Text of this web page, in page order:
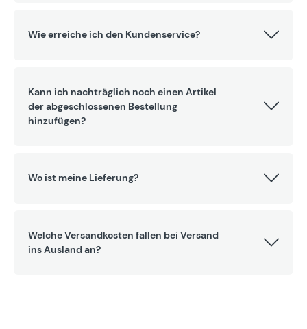
Wie erreiche ich den Kundenservice?
Kann ich nachträglich noch einen Artikel
der abgeschlossenen Bestellung
hinzufügen?
Wo ist meine Lieferung?
Welche Versandkosten fallen bei Versand
ins Ausland an?